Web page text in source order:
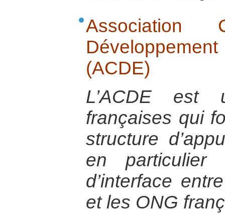
(ACDE)
L’ACDE est
françaises qui
structure
en
d’interface
et les ONG